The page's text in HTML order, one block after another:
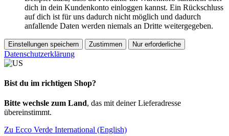
dich in dein Kundenkonto einloggen kannst. Ein Rückschluss
auf dich ist für uns dadurch nicht möglich und dadurch
anfallende Daten werden niemals an Dritte weitergegeben.
Einstellungen speichern Zustimmen Nur erforderliche
Datenschutzerklärung
Bist du im richtigen Shop?
Bitte wechsle zum Land, das mit deiner Lieferadresse
übereinstimmt.
Zu Ecco Verde International (English)